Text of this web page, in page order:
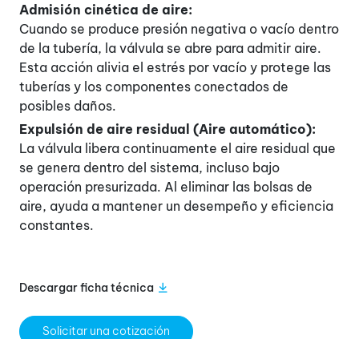
Admisión cinética de aire:
Cuando se produce presión negativa o vacío dentro
de la tubería, la válvula se abre para admitir aire.
Esta acción alivia el estrés por vacío y protege las
tuberías y los componentes conectados de
posibles daños.
Expulsión de aire residual (Aire automático):
La válvula libera continuamente el aire residual que
se genera dentro del sistema, incluso bajo
operación presurizada. Al eliminar las bolsas de
aire, ayuda a mantener un desempeño y eficiencia
constantes.
Descargar ficha técnica
Solicitar una cotización